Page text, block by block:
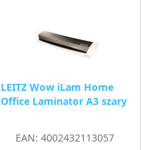
LEITZ Wow iLam Home
Office Laminator A3 szary
EAN: 4002432113057